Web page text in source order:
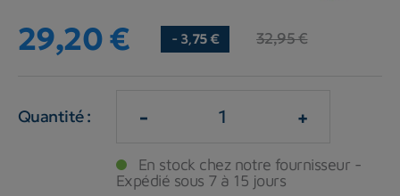
29,20 € - 3,75 € 32,95 €
Quantité : - +
En stock chez notre fournisseur -
Expédié sous 7 à 15 jours